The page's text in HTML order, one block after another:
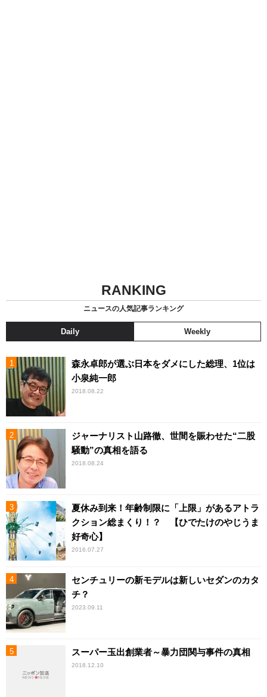
RANKING
ニュースの人気記事ランキング
Daily Weekly
森永卓郎が選ぶ日本をダメにした総理、1位は
小泉純一郎
2018.08.22
ジャーナリスト山路徹、世間を賑わせた“二股
騒動”の真相を語る
2018.08.24
夏休み到来！年齢制限に「上限」があるアトラ
クション総まくり！？ 【ひでたけのやじうま
好奇心】
2016.07.27
センチュリーの新モデルは新しいセダンのカタ
チ？
2023.09.11
スーパー玉出創業者～暴力団関与事件の真相
2018.12.10